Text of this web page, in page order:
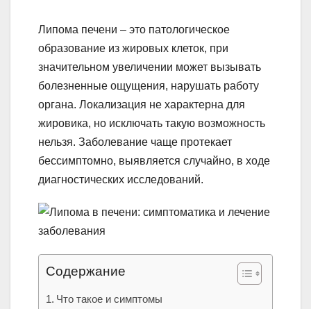
Липома печени – это патологическое
образование из жировых клеток, при
значительном увеличении может вызывать
болезненные ощущения, нарушать работу
органа. Локализация не характерна для
жировика, но исключать такую возможность
нельзя. Заболевание чаще протекает
бессимптомно, выявляется случайно, в ходе
диагностических исследований.
Содержание
Что такое и симптомы